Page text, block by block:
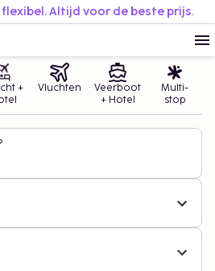
flexibel. Altijd voor de beste prijs.
+
Vluchten
Veerboot
+ Hotel
Multi-
stop